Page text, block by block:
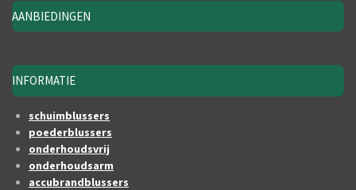
AANBIEDINGEN
INFORMATIE
schuimblussers
poederblussers
onderhoudsvrij
onderhoudsarm
accubrandblussers